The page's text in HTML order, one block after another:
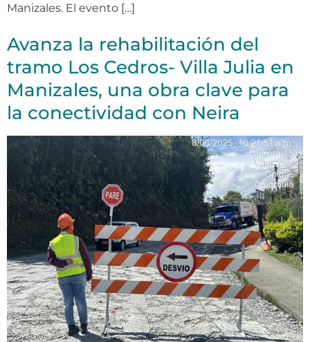
Manizales. El evento […]
Avanza la rehabilitación del
tramo Los Cedros- Villa Julia en
Manizales, una obra clave para
la conectividad con Neira